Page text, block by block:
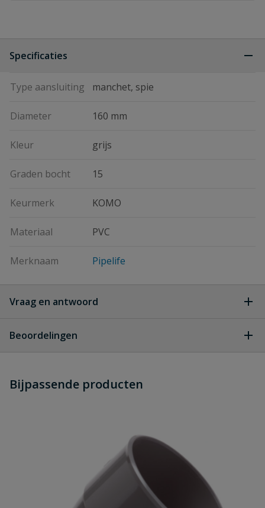
Specificaties
Type aansluiting manchet, spie
Diameter 160 mm
Kleur grijs
Graden bocht 15
Keurmerk KOMO
Materiaal PVC
Merknaam Pipelife
Vraag en antwoord
dit product?
Beoordelingen
Schrijf zelf een beoordeling
Bijpassende producten